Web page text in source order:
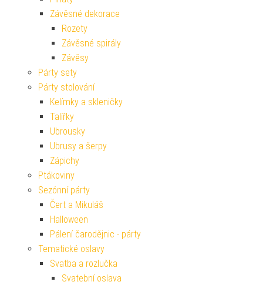
Závěsné dekorace
Rozety
Závěsné spirály
Závěsy
Párty sety
Párty stolování
Kelímky a skleničky
Talířky
Ubrousky
Ubrusy a šerpy
Zápichy
Ptákoviny
Sezónní párty
Čert a Mikuláš
Halloween
Pálení čarodějnic - párty
Tematické oslavy
Svatba a rozlučka
Svatební oslava